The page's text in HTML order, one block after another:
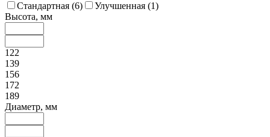
Стандартная (6) Улучшенная (1)
Высота, мм
122
139
156
172
189
Диаметр, мм